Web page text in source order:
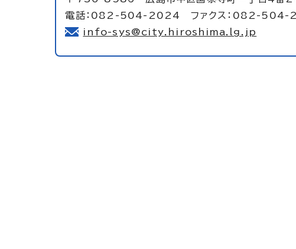
電話：082-504-2024 ファクス：082-504-
info-sys@city.hiroshima.lg.jp